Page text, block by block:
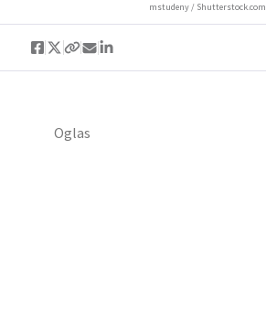
mstudeny / Shutterstock.com